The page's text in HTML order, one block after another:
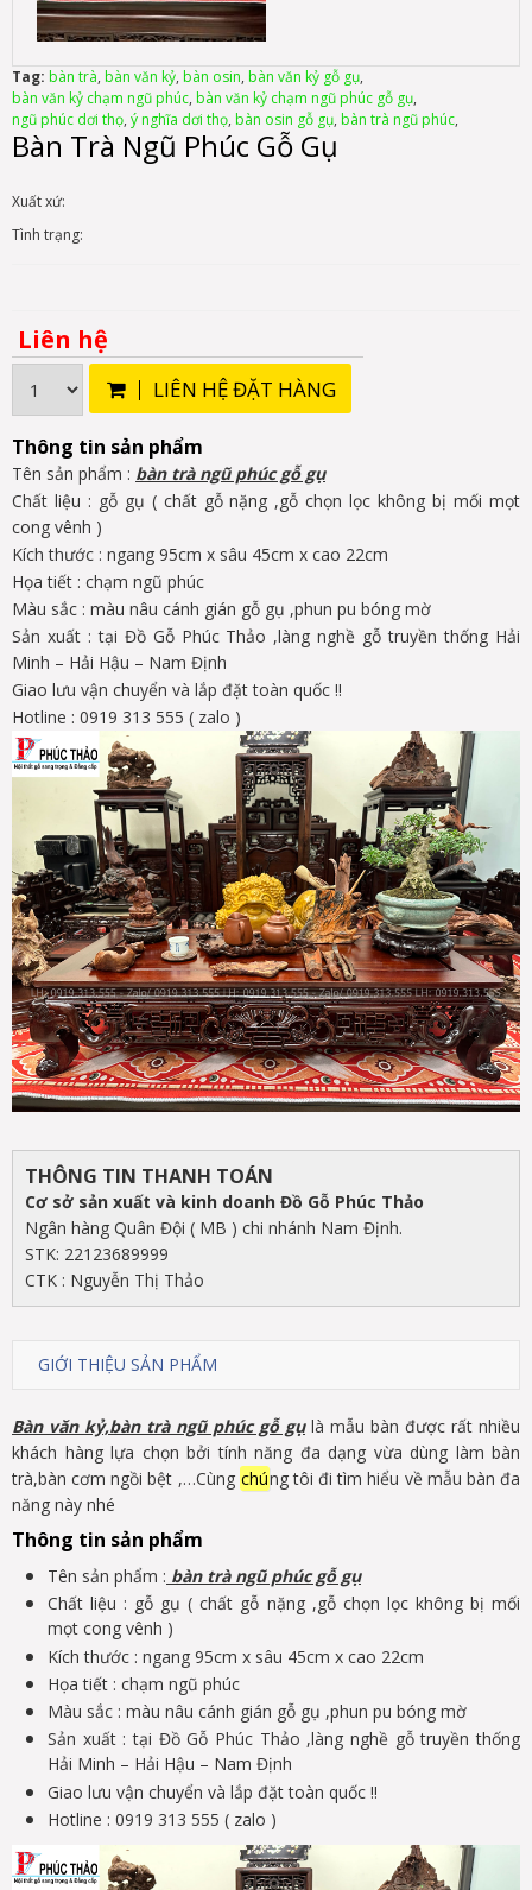
Tag: bàn trà, bàn văn kỷ, bàn osin, bàn văn kỷ gỗ gụ,
bàn văn kỷ chạm ngũ phúc, bàn văn kỷ chạm ngũ phúc gỗ gụ,
ngũ phúc dơi thọ, ý nghĩa dơi thọ, bàn osin gỗ gụ, bàn trà ngũ phúc,
Bàn Trà Ngũ Phúc Gỗ Gụ
Xuất xứ:
Tình trạng:
Liên hệ
LIÊN HỆ ĐẶT HÀNG
Thông tin sản phẩm
Tên sản phẩm : bàn trà ngũ phúc gỗ gụ
Chất liệu : gỗ gụ ( chất gỗ nặng ,gỗ chọn lọc không bị mối mọt
cong vênh )
Kích thước : ngang 95cm x sâu 45cm x cao 22cm
Họa tiết : chạm ngũ phúc
Màu sắc : màu nâu cánh gián gỗ gụ ,phun pu bóng mờ
Sản xuất : tại Đồ Gỗ Phúc Thảo ,làng nghề gỗ truyền thống Hải
Minh – Hải Hậu – Nam Định
Giao lưu vận chuyển và lắp đặt toàn quốc !!
Hotline : 0919 313 555 ( zalo )
THÔNG TIN THANH TOÁN
Cơ sở sản xuất và kinh doanh Đồ Gỗ Phúc Thảo
Ngân hàng Quân Đội ( MB ) chi nhánh Nam Định.
STK: 22123689999
CTK : Nguyễn Thị Thảo
GIỚI THIỆU SẢN PHẨM
Bàn văn kỷ,bàn trà ngũ phúc gỗ gụlà mẫu bàn được rất nhiều
khách hàng lựa chọn bởi tính năng đa dạng vừa dùng làm bàn
trà,bàn cơm ngồi bệt ,…Cùng chúng tôi đi tìm hiểu về mẫu bàn đa
năng này nhé
Thông tin sản phẩm
Tên sản phẩm : bàn trà ngũ phúc gỗ gụ
Chất liệu : gỗ gụ ( chất gỗ nặng ,gỗ chọn lọc không bị mối
mọt cong vênh )
Kích thước : ngang 95cm x sâu 45cm x cao 22cm
Họa tiết : chạm ngũ phúc
Màu sắc : màu nâu cánh gián gỗ gụ ,phun pu bóng mờ
Sản xuất : tại Đồ Gỗ Phúc Thảo ,làng nghề gỗ truyền thống
Hải Minh – Hải Hậu – Nam Định
Giao lưu vận chuyển và lắp đặt toàn quốc !!
Hotline : 0919 313 555 ( zalo )